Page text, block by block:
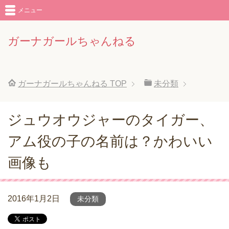
ガーナガールちゃんねる
メニュー
ガーナガールちゃんねる TOP 未分類
ジュウオウジャーのタイガー、
アム役の子の名前は？かわいい
画像も
2016年1月2日 未分類